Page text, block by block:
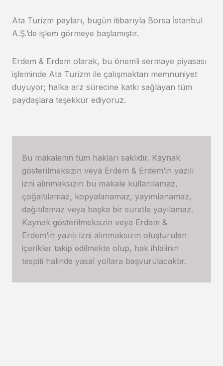
Ata Turizm payları, bugün itibarıyla Borsa İstanbul
A.Ş.’de işlem görmeye başlamıştır.
Erdem & Erdem olarak, bu önemli sermaye piyasası
işleminde Ata Turizm ile çalışmaktan memnuniyet
duyuyor; halka arz sürecine katkı sağlayan tüm
paydaşlara teşekkür ediyoruz.
Bu makalenin tüm hakları saklıdır. Kaynak
gösterilmeksizin veya Erdem & Erdem’in yazılı
izni alınmaksızın bu makale kullanılamaz,
çoğaltılamaz, kopyalanamaz, yayımlanamaz,
dağıtılamaz veya başka bir suretle yayılamaz.
Kaynak gösterilmeksizin veya Erdem &
Erdem’in yazılı izni alınmaksızın oluşturulan
içerikler takip edilmekte olup, hak ihlalinin
tespiti halinde yasal yollara başvurulacaktır.